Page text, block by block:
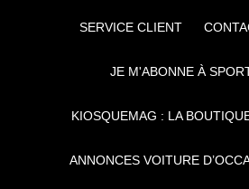
SERVICE CLIENT
JE M'ABONNE À
KIOSQUEMAG : LA
ANNONCES VOITURE